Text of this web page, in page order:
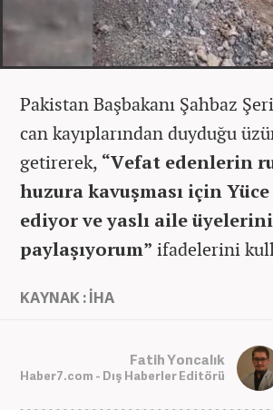
Pakistan Başbakanı Şahbaz
can kayıplarından duyduğu
getirerek, “Vefat edenlerin
huzura kavuşması için
ediyor ve yaslı aile
paylaşıyorum” ifadelerini
KAYNAK : İHA
Fatih Yoncalık
Haber7.com - Dış Haberler Editörü